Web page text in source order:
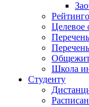
Целевое
Школа
Студенту